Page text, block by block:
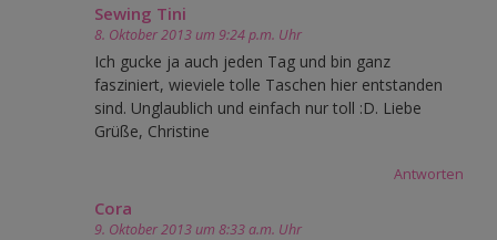
Sewing Tini
8. Oktober 2013 um 9:24 p.m. Uhr
Ich gucke ja auch jeden Tag und bin ganz
fasziniert, wieviele tolle Taschen hier entstanden
sind. Unglaublich und einfach nur toll :D. Liebe
Grüße, Christine
Antworten
Cora
9. Oktober 2013 um 8:33 a.m. Uhr